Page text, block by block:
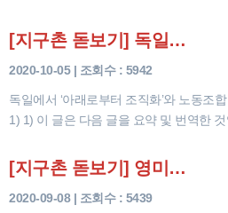
[지구촌 돋보기] 독일에서 ‘아래로부터 조직화’와 노동조합 혁신: 제도적 제약, 전략적 딜레마, 그리고 조직…
2020-10-05 | 조회수 : 5942
독일에서 ‘아래로부터 조직화’와 노동조
1) 1) 이 글은 다음 글을 요약 및 번역한 것
[지구촌 돋보기] 영미식 조직화 모형의 유럽식 수용: 독일 노동조합 사례(상)
2020-09-08 | 조회수 : 5439